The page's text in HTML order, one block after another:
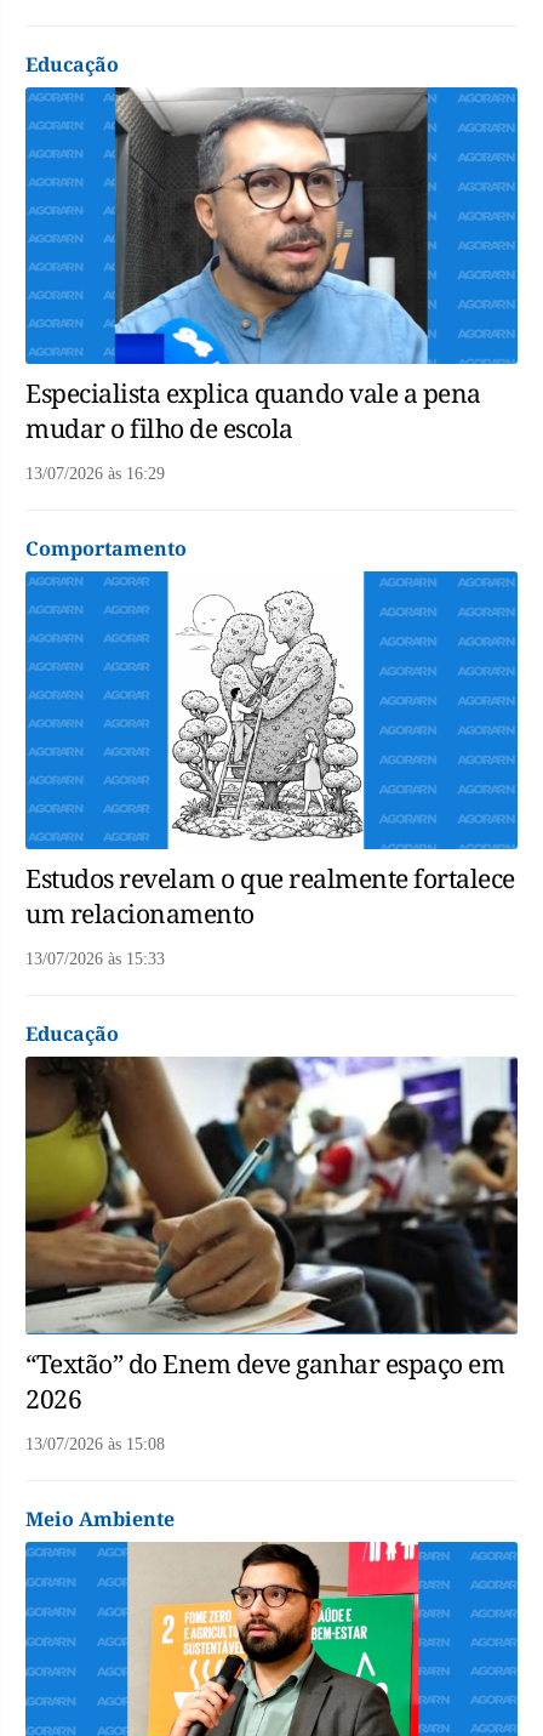
Educação
Especialista explica quando vale a pena
mudar o filho de escola
13/07/2026 às 16:29
Comportamento
Estudos revelam o que realmente fortalece
um relacionamento
13/07/2026 às 15:33
Educação
“Textão” do Enem deve ganhar espaço em
2026
13/07/2026 às 15:08
Meio Ambiente